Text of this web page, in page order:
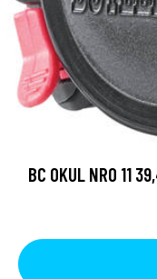
BC OKUL NRO 11